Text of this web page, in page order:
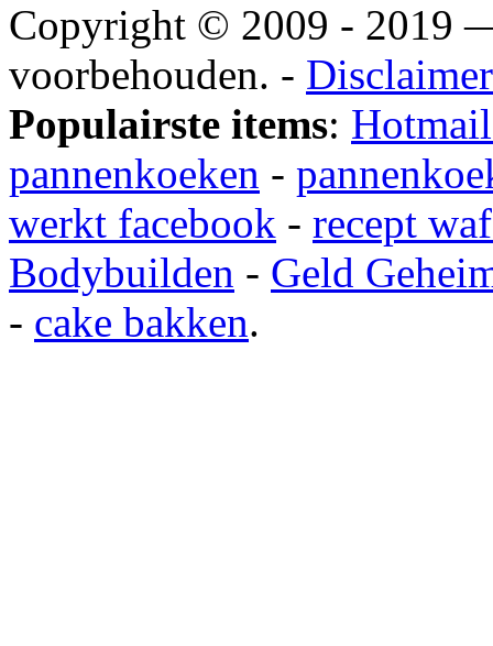
Copyright © 2009 - 2019
voorbehouden. - Disclaimer
Populairste items:
pannenkoeken -
werkt facebook - recept
Bodybuilden - Geld
- cake bakken.